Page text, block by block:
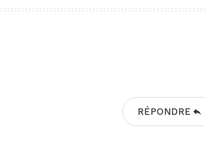
RÉPONDRE